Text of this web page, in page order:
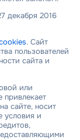
декабря 2016
. Сайт
пользователей
сайта и
или
привлекает
сайте, носит
условия и